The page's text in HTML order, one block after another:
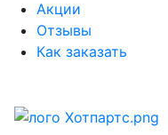
Акции
Отзывы
Как заказать